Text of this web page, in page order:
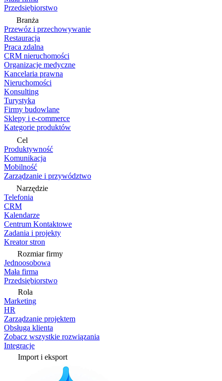
Przedsiębiorstwo
Branża
Przewóz i przechowywanie
Restauracja
Praca zdalna
CRM nieruchomości
Organizacje medyczne
Kancelaria prawna
Nieruchomości
Konsulting
Turystyka
Firmy budowlane
Sklepy i e-commerce
Kategorie produktów
Cel
Produktywność
Komunikacja
Mobilność
Zarządzanie i przywództwo
Narzędzie
Telefonia
CRM
Kalendarze
Centrum Kontaktowe
Zadania i projekty
Kreator stron
Rozmiar firmy
Jednoosobowa
Mała firma
Przedsiębiorstwo
Rola
Marketing
HR
Zarządzanie projektem
Obsługa klienta
Zobacz wszystkie rozwiązania
Integracje
Import i eksport